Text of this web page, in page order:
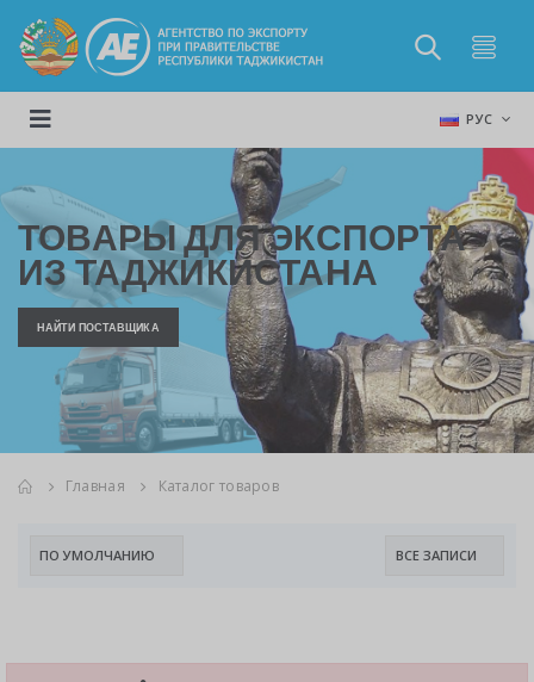
РУС
ТОВАРЫ ДЛЯ ЭКСПОРТА
ИЗ ТАДЖИКИСТАНА
НАЙТИ ПОСТАВЩИКА
Главная Каталог товаров